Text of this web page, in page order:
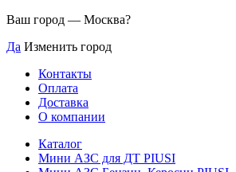
Ваш город — Москва?
Да Изменить город
Контакты
Оплата
Доставка
О компании
Каталог
Мини АЗС для ДТ PIUSI